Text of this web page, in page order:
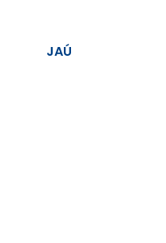
JAÚ